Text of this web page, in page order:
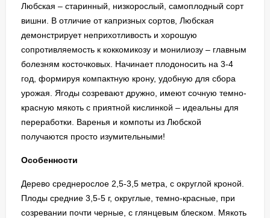
Любская – старинный, низкорослый, самоплодный сорт
вишни. В отличие от капризных сортов, Любская
демонстрирует неприхотливость и хорошую
сопротивляемость к коккомикозу и монилиозу – главным
болезням косточковых. Начинает плодоносить на 3-4
год, формируя компактную крону, удобную для сбора
урожая. Ягоды созревают дружно, имеют сочную темно-
красную мякоть с приятной кислинкой – идеальны для
переработки. Варенья и компоты из Любской
получаются просто изумительными!
Особенности
Дерево среднерослое 2,5-3,5 метра, с округлой кроной.
Плоды средние 3,5-5 г, округлые, темно-красные, при
созревании почти черные, с глянцевым блеском. Мякоть